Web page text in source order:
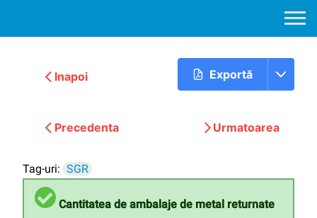
Inapoi Exportă
Precedenta Urmatoarea
Tag-uri: SGR
Cantitatea de ambalaje de metal returnate